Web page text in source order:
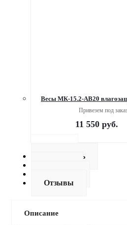
Весы МК-15.2-АВ20
Привезем под
11 550руб.
Как купить
Отзывы
Описание